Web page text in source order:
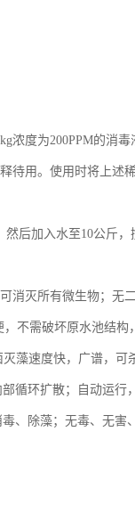
度为200PPM的消
待用。使用时将上述
后加入水至10公斤
灭所有微生物；无二
不需破坏原水池结
藻速度快，广谱，可
循环扩散；自动运行
、除藻；无毒、无害